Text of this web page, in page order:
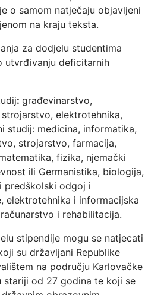
o samom natječaju objavljeni
na kraju teksta.
za dodjelu studentima
utvrđivanju deficitarnih
: građevinarstvo,
elektrotehnika,
studij: medicina, informatika,
strojarstvo, farmacija,
fizika, njemački
ili Germanistika, biologija,
predškolski odgoj i
elektrotehnika i informacijska
i rehabilitacija.
mogu se natjecati
su državljani Republike
na području Karlovačke
stariji od 27 godina te koji se